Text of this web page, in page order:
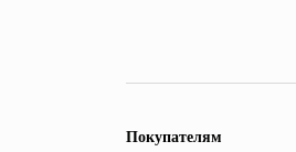
Покупателям